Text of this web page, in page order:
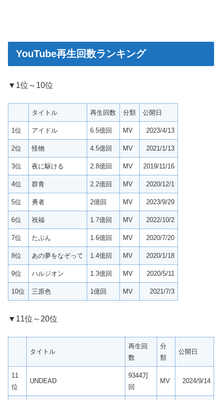
YouTube再生回数ランキング
▼1位～10位
タイトル 再生回数 分類 公開日
1位 アイドル 6.5億回 MV 2023/4/13
2位 怪物 4.5億回 MV 2021/1/13
3位 夜に駆ける 2.8億回 MV 2019/11/16
4位 群青 2.2億回 MV 2020/12/1
5位 勇者 2億回 MV 2023/9/29
6位 祝福 1.7億回 MV 2022/10/2
7位 たぶん 1.6億回 MV 2020/7/20
8位 あの夢をなぞって 1.4億回 MV 2020/1/18
9位 ハルジオン 1.3億回 MV 2020/5/11
10位 三原色 1億回 MV 2021/7/3
▼11位～20位
タイトル
再生回
数
分
類
公開日
11
位
UNDEAD
9344万
回
MV 2024/9/14